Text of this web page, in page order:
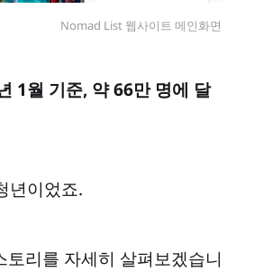
Nomad List 웹사이트 메인화면
1월 기준, 약 66만 명에 달
년이었죠.
리를 자세히 살펴보겠습니